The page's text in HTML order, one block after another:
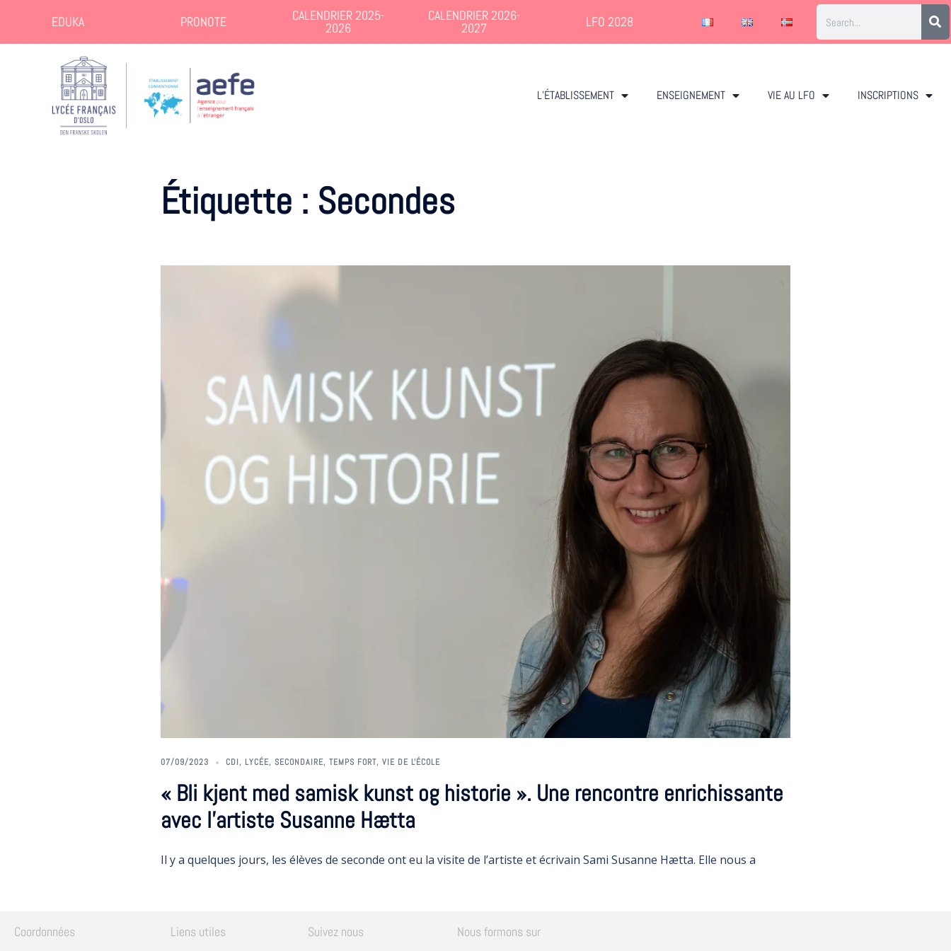
EDUKA PRONOTE CALENDRIER 2025-
2026
CALENDRIER 2026-
2027 LFO 2028
L’ÉTABLISSEMENT ENSEIGNEMENT VIE AU LFO INSCRIPTIONS
Étiquette : Secondes
07/09/2023 CDI, LYCÉE, SECONDAIRE, TEMPS FORT, VIE DE L'ÉCOLE
« Bli kjent med samisk kunst og historie ». Une rencontre enrichissante
avec l’artiste Susanne Hætta
Il y a quelques jours, les élèves de seconde ont eu la visite de l’artiste et écrivain Sami Susanne Hætta. Elle nous a
Coordonnées Liens utiles Suivez nous Nous formons sur